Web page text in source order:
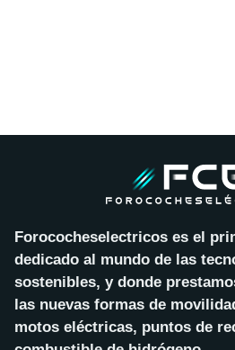
Forococheselectricos es el
dedicado al mundo de las
sostenibles, y donde
las nuevas formas de
motos eléctricas, puntos de